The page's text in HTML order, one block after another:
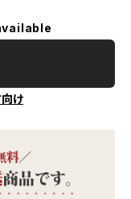
け